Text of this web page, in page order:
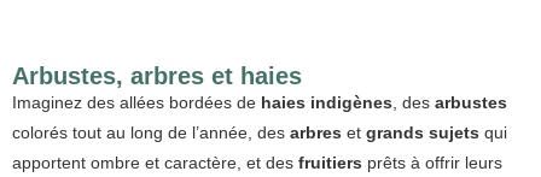
Arbustes, arbres et haies
Imaginez des allées bordées de haies indigènes , des arbustes
colorés tout au long de l’année, des arbres et grands sujets qui
apportent ombre et caractère, et des fruitiers prêts à offrir leurs